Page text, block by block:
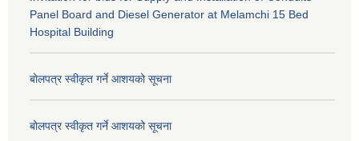
Panel Board and Diesel Generator at Melamchi 15 Bed
Hospital Building
बोलपत्र स्वीकृत गर्ने आशयको सूचना
बोलपत्र स्वीकृत गर्ने आशयको सूचना